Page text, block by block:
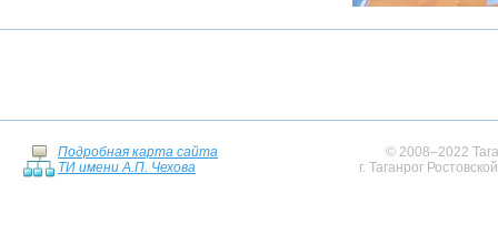
Подробная карта сайта
ТИ имени А.П. Чехова
© 2008–2022
г. Таганрог